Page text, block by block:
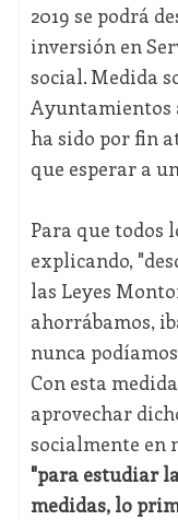
2019 se podrá
inversión en
social. Medida
Ayuntamientos
ha sido por fin
que esperar a
Para que todos
explicando,
las Leyes
ahorrábamos,
nunca
Con esta
aprovechar
socialmente en
"para estudiar
medidas, lo